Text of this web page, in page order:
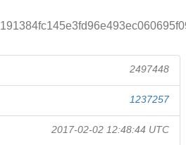
2497448
1237257
2017-02-02 12:48:44 UTC